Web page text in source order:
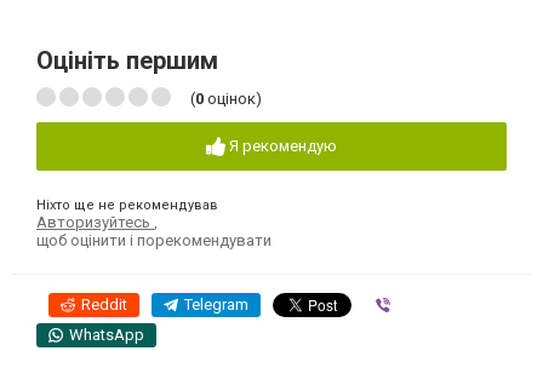
Оцініть першим
(0 оцінок)
Я рекомендую
Ніхто ще не рекомендував
Авторизуйтесь ,
щоб оцінити і порекомендувати
Reddit Telegram
WhatsApp